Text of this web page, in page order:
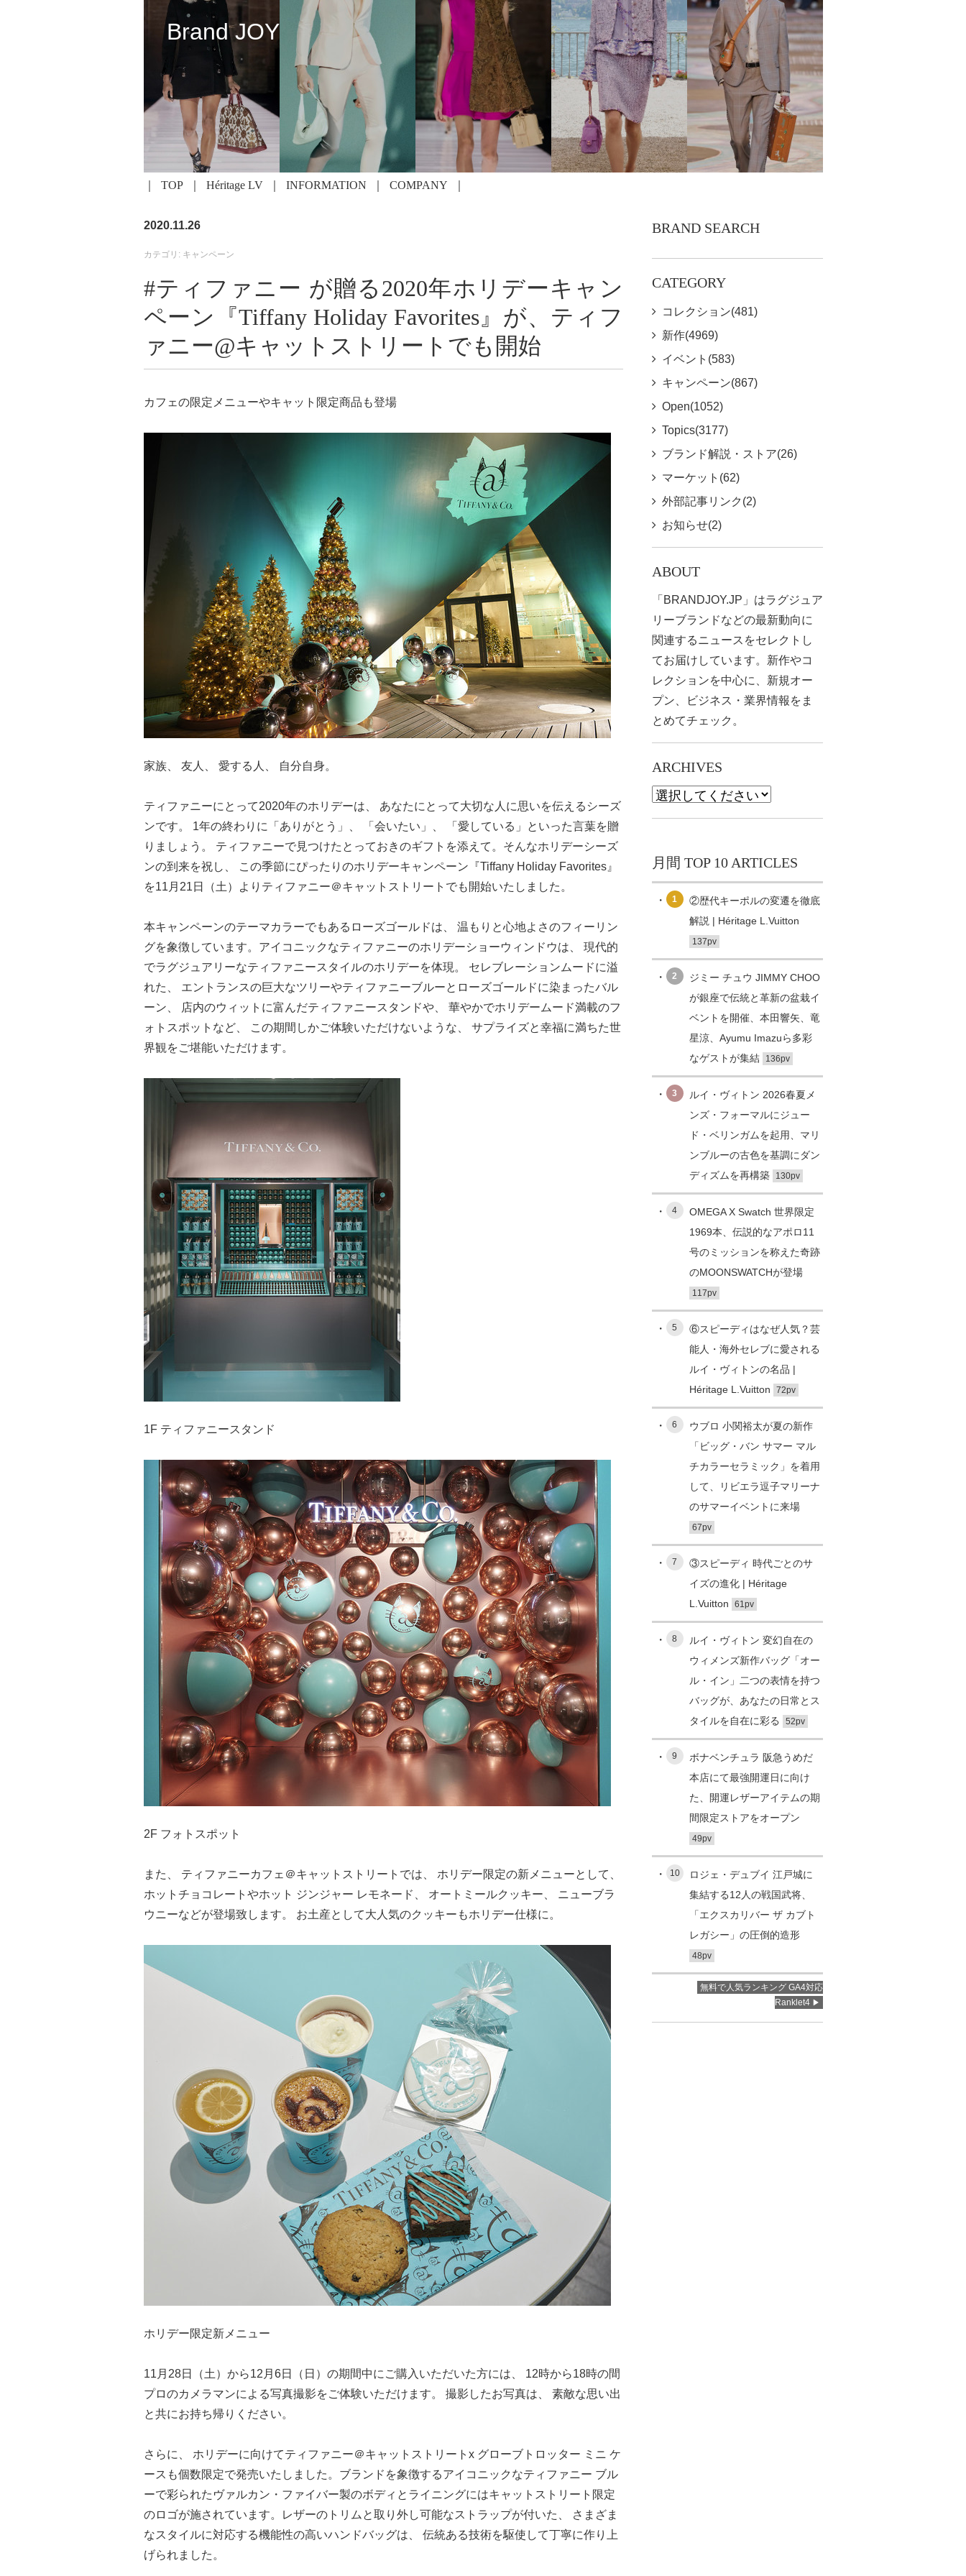
Brand JOY
TOP Héritage LV INFORMATION COMPANY
2020.11.26
カテゴリ: キャンペーン
#ティファニー が贈る2020年ホリデーキャン
ペーン『Tiffany Holiday Favorites』が、ティフ
ァニー@キャットストリートでも開始
カフェの限定メニューやキャット限定商品も登場
家族、 友人、 愛する人、 自分自身。
ティファニーにとって2020年のホリデーは、 あなたにとって大切な人に思いを伝えるシーズ
ンです。 1年の終わりに「ありがとう」、 「会いたい」、 「愛している」といった言葉を贈
りましょう。 ティファニーで見つけたとっておきのギフトを添えて。そんなホリデーシーズ
ンの到来を祝し、 この季節にぴったりのホリデーキャンペーン『Tiffany Holiday Favorites』
を11月21日（土）よりティファニー＠キャットストリートでも開始いたしました。
本キャンペーンのテーマカラーでもあるローズゴールドは、 温もりと心地よさのフィーリン
グを象徴しています。アイコニックなティファニーのホリデーショーウィンドウは、 現代的
でラグジュアリーなティファニースタイルのホリデーを体現。 セレブレーションムードに溢
れた、 エントランスの巨大なツリーやティファニーブルーとローズゴールドに染まったバル
ーン、 店内のウィットに富んだティファニースタンドや、 華やかでホリデームード満載のフ
ォトスポットなど、 この期間しかご体験いただけないような、 サプライズと幸福に満ちた世
界観をご堪能いただけます。
1F ティファニースタンド
2F フォトスポット
また、 ティファニーカフェ＠キャットストリートでは、 ホリデー限定の新メニューとして、
ホットチョコレートやホット ジンジャー レモネード、 オートミールクッキー、 ニューブラ
ウニーなどが登場致します。 お土産として大人気のクッキーもホリデー仕様に。
ホリデー限定新メニュー
11月28日（土）から12月6日（日）の期間中にご購入いただいた方には、 12時から18時の間
プロのカメラマンによる写真撮影をご体験いただけます。 撮影したお写真は、 素敵な思い出
と共にお持ち帰りください。
さらに、 ホリデーに向けてティファニー＠キャットストリートx グローブトロッター ミニ ケ
ースも個数限定で発売いたしました。ブランドを象徴するアイコニックなティファニー ブル
ーで彩られたヴァルカン・ファイバー製のボディとライニングにはキャットストリート限定
のロゴが施されています。レザーのトリムと取り外し可能なストラップが付いた、 さまざま
なスタイルに対応する機能性の高いハンドバッグは、 伝統ある技術を駆使して丁寧に作り上
げられました。
BRAND SEARCH
CATEGORY
コレクション(481)
新作(4969)
イベント(583)
キャンペーン(867)
Open(1052)
Topics(3177)
ブランド解説・ストア(26)
マーケット(62)
外部記事リンク(2)
お知らせ(2)
ABOUT
「BRANDJOY.JP」はラグジュア
リーブランドなどの最新動向に
関連するニュースをセレクトし
てお届けしています。新作やコ
レクションを中心に、新規オー
プン、ビジネス・業界情報をま
とめてチェック。
ARCHIVES
月間 TOP 10 ARTICLES
1
②歴代キーポルの変遷を徹底
解説 | Héritage L.Vuitton
137pv
2
ジミー チュウ JIMMY CHOO
が銀座で伝統と革新の盆栽イ
ベントを開催、本田響矢、竜
星涼、Ayumu Imazuら多彩
なゲストが集結
136pv
3
ルイ・ヴィトン 2026春夏メ
ンズ・フォーマルにジュー
ド・ベリンガムを起用、マリ
ンブルーの古色を基調にダン
ディズムを再構築
130pv
4
OMEGA X Swatch 世界限定
1969本、伝説的なアポロ11
号のミッションを称えた奇跡
のMOONSWATCHが登場
117pv
5
⑥スピーディはなぜ人気？芸
能人・海外セレブに愛される
ルイ・ヴィトンの名品 |
Héritage L.Vuitton
72pv
6
ウブロ 小関裕太が夏の新作
「ビッグ・バン サマー マル
チカラーセラミック」を着用
して、リビエラ逗子マリーナ
のサマーイベントに来場
67pv
7
③スピーディ 時代ごとのサ
イズの進化 | Héritage
L.Vuitton
61pv
8
ルイ・ヴィトン 変幻自在の
ウィメンズ新作バッグ「オー
ル・イン」二つの表情を持つ
バッグが、あなたの日常とス
タイルを自在に彩る
52pv
9
ボナベンチュラ 阪急うめだ
本店にて最強開運日に向け
た、開運レザーアイテムの期
間限定ストアをオープン
49pv
10
ロジェ・デュブイ 江戸城に
集結する12人の戦国武将、
「エクスカリバー ザ カブト
レガシー」の圧倒的造形
48pv
無料で人気ランキング GA4対応
Ranklet4